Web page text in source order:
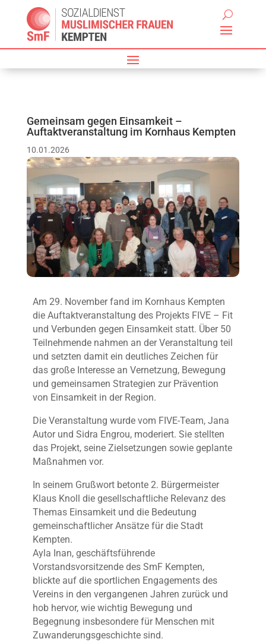
Gemeinsam gegen Einsamkeit –
Auftaktveranstaltung im Kornhaus Kempten
10.01.2026
Am 29. November fand im Kornhaus Kempten
die Auftaktveranstaltung des Projekts FIVE – Fit
und Verbunden gegen Einsamkeit statt. Über 50
Teilnehmende nahmen an der Veranstaltung teil
und setzten damit ein deutliches Zeichen für
das große Interesse an Vernetzung, Bewegung
und gemeinsamen Strategien zur Prävention
von Einsamkeit in der Region.
Die Veranstaltung wurde vom FIVE-Team, Jana
Autor und Sidra Engrou, moderiert. Sie stellten
das Projekt, seine Zielsetzungen sowie geplante
Maßnahmen vor.
In seinem Grußwort betonte 2. Bürgermeister
Klaus Knoll die gesellschaftliche Relevanz des
Themas Einsamkeit und die Bedeutung
gemeinschaftlicher Ansätze für die Stadt
Kempten.
Ayla Inan, geschäftsführende
Vorstandsvorsitzende des SmF Kempten,
blickte auf die sportlichen Engagements des
Vereins in den vergangenen Jahren zurück und
hob hervor, wie wichtig Bewegung und
Begegnung insbesondere für Menschen mit
Zuwanderungsgeschichte sind.